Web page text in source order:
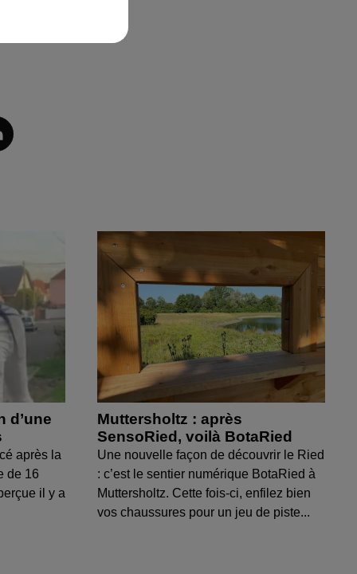
d’une
après la
de 16
il y a
Muttersholtz : après
SensoRied, voilà BotaRied
Une nouvelle façon de découvrir le Ried
: c’est le sentier numérique BotaRied à
Muttersholtz. Cette fois-ci, enfilez bien
vos chaussures pour un jeu de piste...